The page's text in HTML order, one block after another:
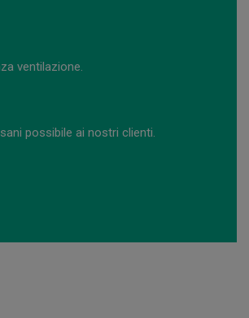
ventilazione.
possibile ai nostri clienti.